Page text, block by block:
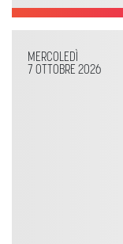
MERCOLEDÌ
7 OTTOBRE 2026